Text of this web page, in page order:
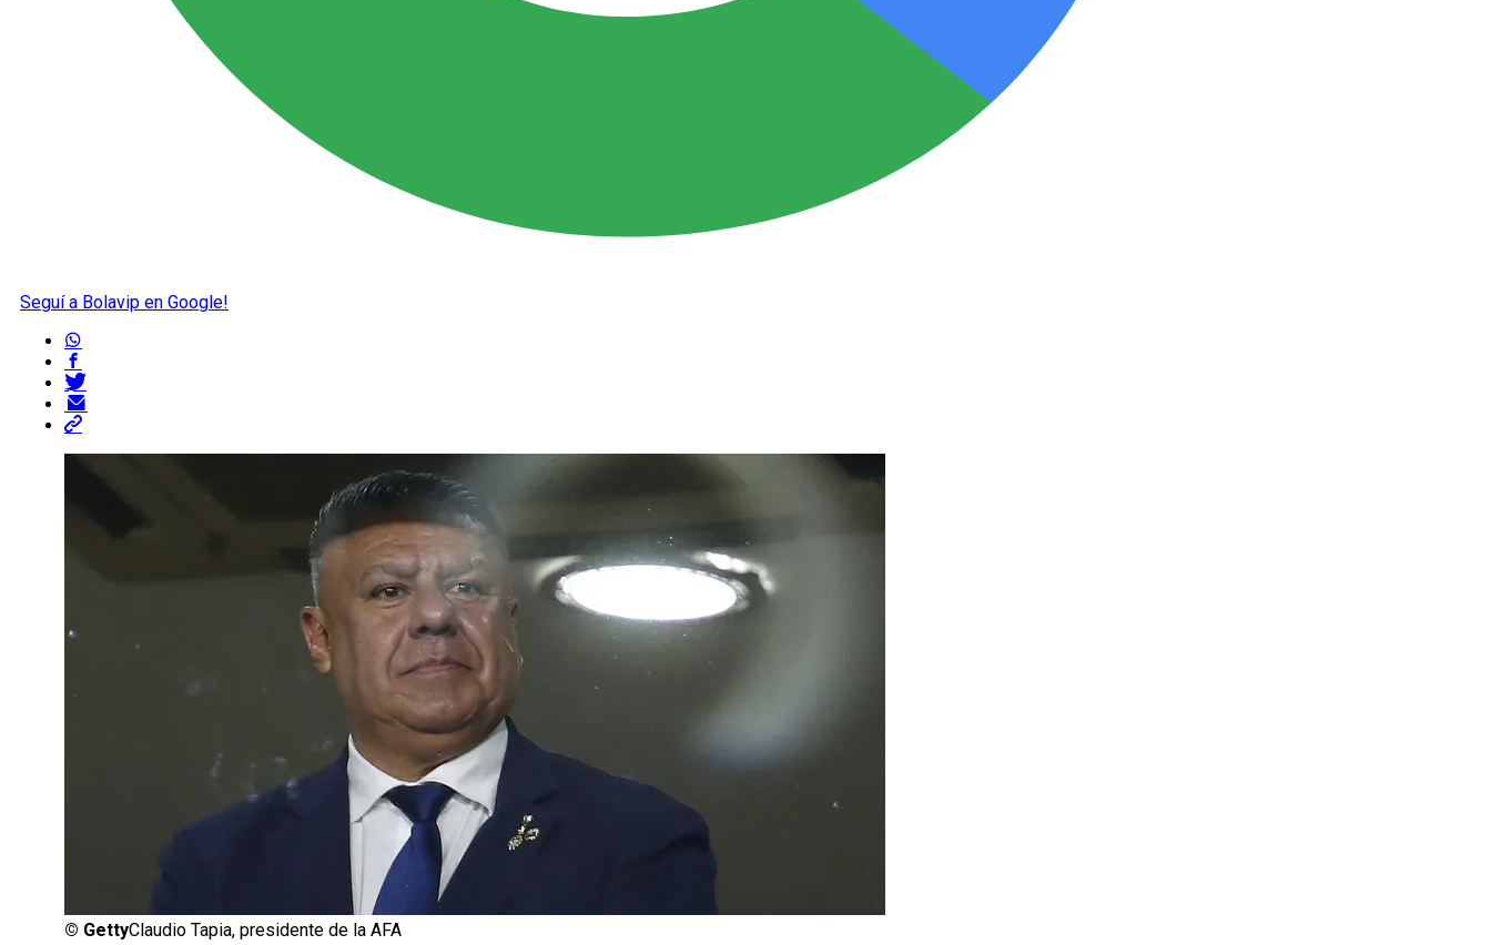
Seguí a Bolavip en Google!
© GettyClaudio Tapia, presidente de la AFA